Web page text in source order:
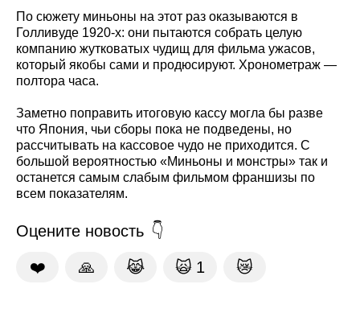
По сюжету миньоны на этот раз оказываются в
Голливуде 1920-х: они пытаются собрать целую
компанию жутковатых чудищ для фильма ужасов,
который якобы сами и продюсируют. Хронометраж —
полтора часа.
Заметно поправить итоговую кассу могла бы разве
что Япония, чьи сборы пока не подведены, но
рассчитывать на кассовое чудо не приходится. С
большой вероятностью «Миньоны и монстры» так и
останется самым слабым фильмом франшизы по
всем показателям.
Оцените новость
❤️ 🙏 😹 🙀 1 😿